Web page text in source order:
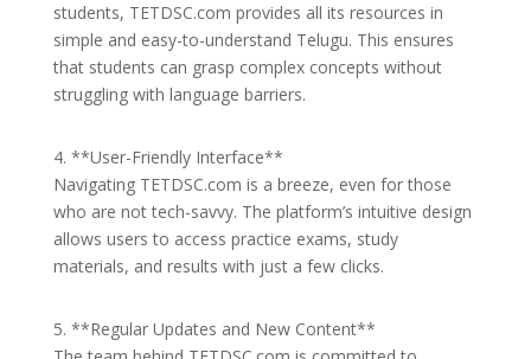
students, TETDSC.com provides all its resources in
simple and easy-to-understand Telugu. This ensures
that students can grasp complex concepts without
struggling with language barriers.
4. **User-Friendly Interface**
Navigating TETDSC.com is a breeze, even for those
who are not tech-savvy. The platform’s intuitive design
allows users to access practice exams, study
materials, and results with just a few clicks.
5. **Regular Updates and New Content**